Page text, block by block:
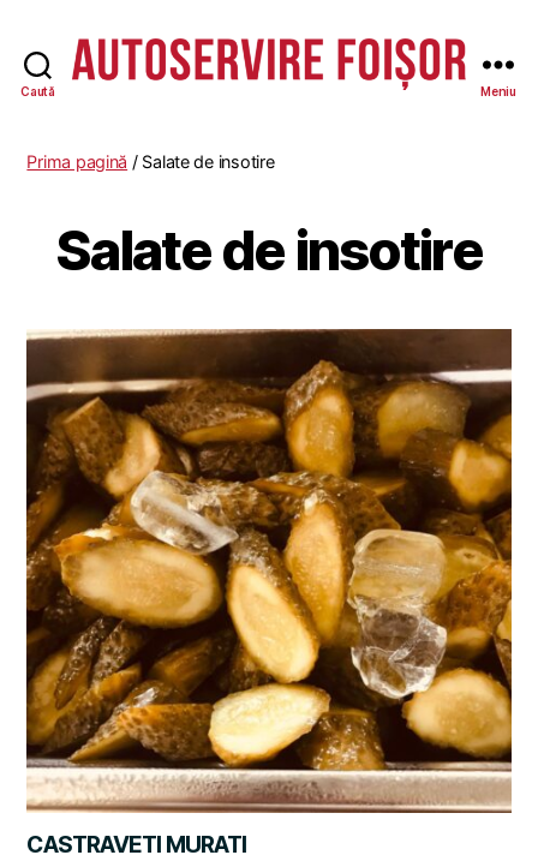
Caută
-
Meniu
Prima pagină / Salate de insotire
Salate de insotire
CASTRAVETI MURATI